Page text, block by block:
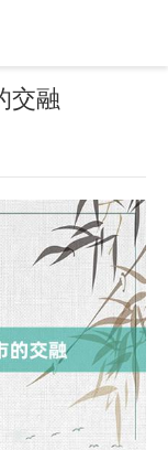
交融